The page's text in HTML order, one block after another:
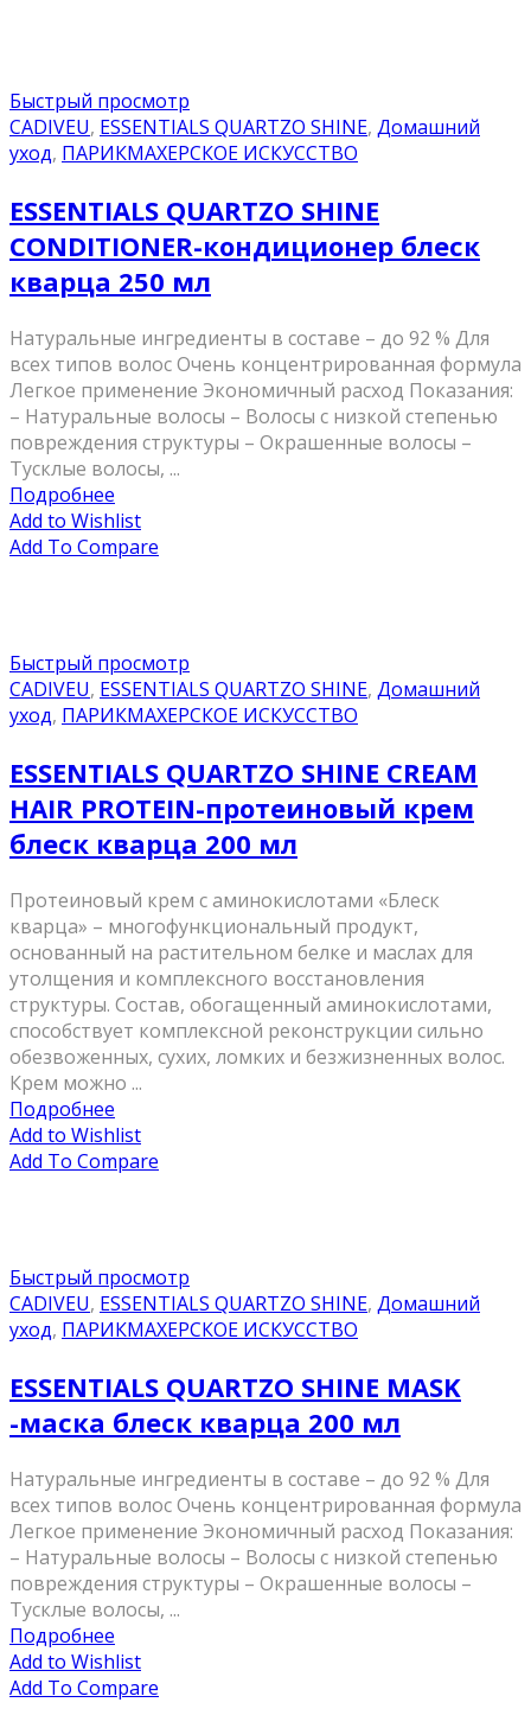
Быстрый просмотр
CADIVEU, ESSENTIALS QUARTZO SHINE, Домашний
уход, ПАРИКМАХЕРСКОЕ ИСКУССТВО
ESSENTIALS QUARTZO SHINE
CONDITIONER-кондиционер блеск
кварца 250 мл
Натуральные ингредиенты в составе – до 92 % Для
всех типов волос Очень концентрированная формула
Легкое применение Экономичный расход Показания:
– Натуральные волосы – Волосы с низкой степенью
повреждения структуры – Окрашенные волосы –
Тусклые волосы, ...
Подробнее
Add to Wishlist
Add To Compare
Быстрый просмотр
CADIVEU, ESSENTIALS QUARTZO SHINE, Домашний
уход, ПАРИКМАХЕРСКОЕ ИСКУССТВО
ESSENTIALS QUARTZO SHINE CREAM
HAIR PROTEIN-протеиновый крем
блеск кварца 200 мл
Протеиновый крем с аминокислотами «Блеск
кварца» – многофункциональный продукт,
основанный на растительном белке и маслах для
утолщения и комплексного восстановления
структуры. Состав, обогащенный аминокислотами,
способствует комплексной реконструкции сильно
обезвоженных, сухих, ломких и безжизненных волос.
Крем можно ...
Подробнее
Add to Wishlist
Add To Compare
Быстрый просмотр
CADIVEU, ESSENTIALS QUARTZO SHINE, Домашний
уход, ПАРИКМАХЕРСКОЕ ИСКУССТВО
ESSENTIALS QUARTZO SHINE MASK
-маска блеск кварца 200 мл
Натуральные ингредиенты в составе – до 92 % Для
всех типов волос Очень концентрированная формула
Легкое применение Экономичный расход Показания:
– Натуральные волосы – Волосы с низкой степенью
повреждения структуры – Окрашенные волосы –
Тусклые волосы, ...
Подробнее
Add to Wishlist
Add To Compare